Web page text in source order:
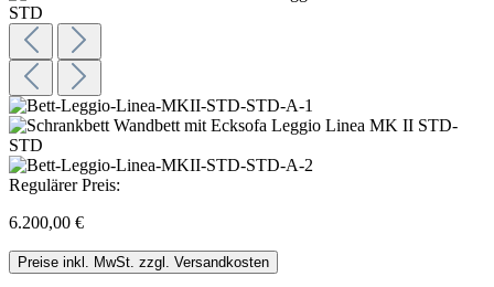
Regulärer Preis:
6.200,00 €
Preise inkl. MwSt. zzgl. Versandkosten